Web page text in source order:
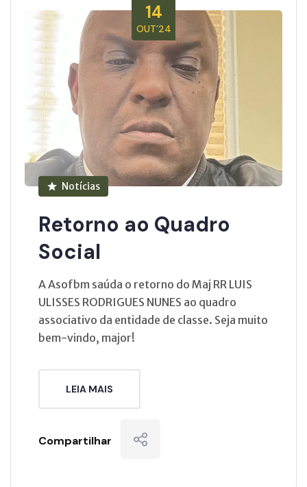
14
OUT’24
Notícias
Retorno ao Quadro
Social
A Asofbm saúda o retorno do Maj RR LUIS
ULISSES RODRIGUES NUNES ao quadro
associativo da entidade de classe. Seja muito
bem-vindo, major!
LEIA MAIS
Compartilhar